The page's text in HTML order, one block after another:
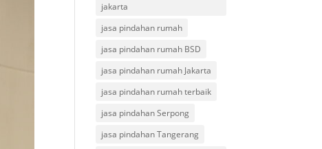
jakarta
jasa pindahan rumah
jasa pindahan rumah BSD
jasa pindahan rumah Jakarta
jasa pindahan rumah terbaik
jasa pindahan Serpong
jasa pindahan Tangerang